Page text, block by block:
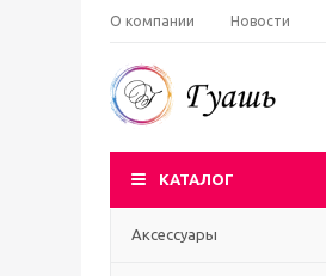
О компании Новости
КАТАЛОГ
Аксессуары